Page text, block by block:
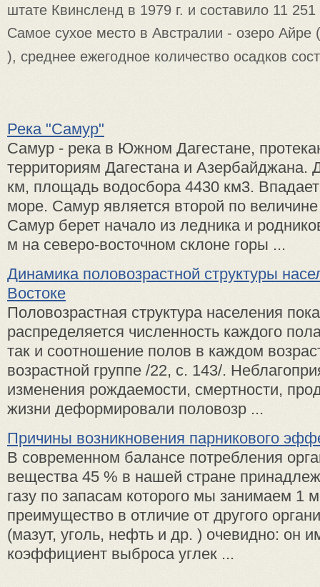
штате Квинсленд в 1979 г. и составило 11
Самое сухое место в Австралии - озеро Айре (
), среднее ежегодное количество осадков
Река "Самур"
Самур - река в Южном Дагестане,
территориям Дагестана и Азербайджана.
км, площадь водосбора 4430 км3.
море. Самур является второй по
Самур берет начало из ледника и
м на северо-восточном склоне горы ...
Динамика половозрастной структуры
Востоке
Половозрастная структура населения
распределяется численность каждого
так и соотношение полов в каждом
возрастной группе /22, с. 143/.
изменения рождаемости, смертности,
жизни деформировали половозр ...
Причины возникновения парникового
В современном балансе потребления
вещества 45 % в нашей стране
газу по запасам которого мы занимаем 1
преимущество в отличие от другого
(мазут, уголь, нефть и др. ) очевидно: он
коэффициент выброса углек ...